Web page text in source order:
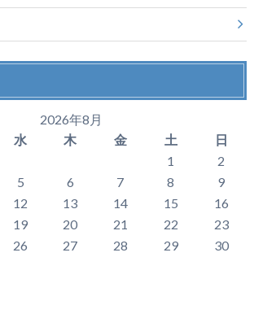
2026年8月
水 木 金 土
日
1
2
5 6 7 8
9
12 13 14 15
16
19 20 21 22
23
26 27 28 29
30